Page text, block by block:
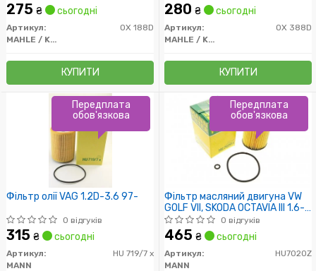
275 ₴ сьогодні
Артикул:
OX 188D
MAHLE / KNECHT
КУПИТИ
280 ₴ сьогодні
Артикул:
OX 388D
MAHLE / KNECHT
КУПИТИ
Фільтр олії VAG 1.2D-3.6 97-
0 відгуків
315 ₴ сьогодні
Артикул:
HU 719/7 x
MANN
Передплата
обов'язкова
Фільтр масляний двигуна VW
GOLF VII, SKODA OCTAVIA III 1.6-
2.0 TDI 13- (пр-во MANN)
0 відгуків
465 ₴ сьогодні
Артикул:
HU7020Z
MANN
Передплата
обов'язкова